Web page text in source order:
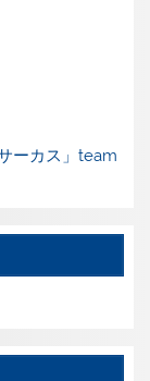
ーカス」team